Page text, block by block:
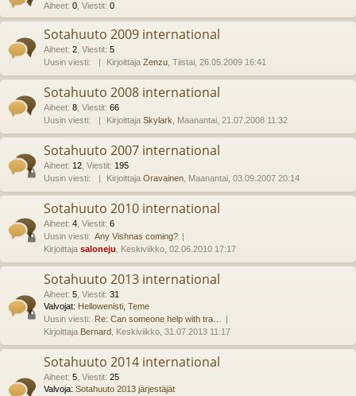
Aiheet: 0 Viestit: 0
Sotahuuto 2009 international
Aiheet: 2 Viestit: 5
Uusin viesti:
Kirjoittaja Zenzu , Tiistai, 26.05.2009 16:41
Sotahuuto 2008 international
Aiheet: 8 Viestit: 66
Uusin viesti:
Kirjoittaja Skylark , Maanantai, 21.07.2008 11:32
Sotahuuto 2007 international
Aiheet: 12 Viestit: 195
Uusin viesti:
Kirjoittaja Oravainen , Maanantai, 03.09.2007 20:14
Sotahuuto 2010 international
Aiheet: 4 Viestit: 6
Uusin viesti: Any Vishnas coming?
Kirjoittaja saloneju , Keskiviikko, 02.06.2010 17:17
Sotahuuto 2013 international
Aiheet: 5 Viestit: 31
Valvojat: Hellowenisti Teme
Uusin viesti: Re: Can someone help with tra…
Kirjoittaja Bernard , Keskiviikko, 31.07.2013 11:17
Sotahuuto 2014 international
Aiheet: 5 Viestit: 25
Valvoja: Sotahuuto 2013 järjestäjät